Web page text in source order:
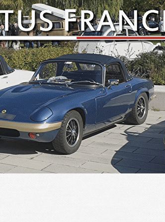
Exporter les lignes sélectionnées
Exporter toutes les colonnes
Exporter uniquement les colonnes affichées
Menu
<
>
Sorties circuit
Balades touristiques
Manifestations et salons
?>
Images de la page d'accueil
Cliquez pour éditer